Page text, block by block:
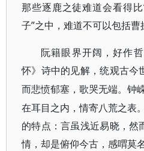
那些逐鹿之徒难道会看得
子”之中，难道不可以包括
阮籍眼界开阔，好作
怀》诗中的见解，统观古今
而悲愤郁塞，歌哭无端。钟
在耳目之内，情寄八荒之表
的特点：言虽浅近易晓，然
情，却是俯仰今古，感喟莫名